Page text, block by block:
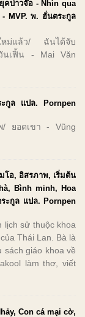
คบ่าวจ๊อ - Nhìn qua
MVP. พ. ฮั่นตระกูล
ใหม่แล้ว/ ฉันได้จับ
นเฟิ้น - Mai Văn
กูล แปล. Pornpen
/ ยอดเขา - Vũng
โอ, อิสรภาพ, เริ่มต้น
Bình minh, Hoa
ะกูล แปล. Pornpen
lịch sử thuộc khoa
Thái Lan. Bà là
sách giáo khoa về
làm thơ, viết
Con cá mại cờ,